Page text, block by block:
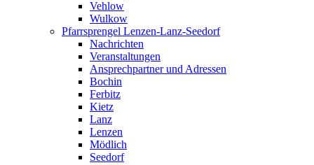
Vehlow
Wulkow
Pfarrsprengel Lenzen-Lanz-Seedorf
Nachrichten
Veranstaltungen
Ansprechpartner und Adressen
Bochin
Ferbitz
Kietz
Lanz
Lenzen
Mödlich
Seedorf